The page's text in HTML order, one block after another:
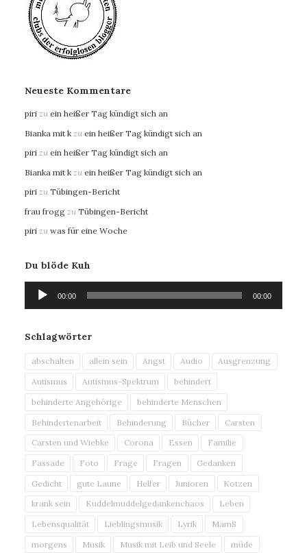
Neueste Kommentare
piri zu ein heißer Tag kündigt sich an
Bianka mit k zu ein heißer Tag kündigt sich an
piri zu ein heißer Tag kündigt sich an
Bianka mit k zu ein heißer Tag kündigt sich an
piri zu Tübingen-Bericht
frau frogg zu Tübingen-Bericht
piri zu was für eine Woche
Du blöde Kuh
Audio-
Player
00:00 00:00
Schlagwörter
abschalten allein sein Angst Audio
Ausgrenzung
Autismus
Autismus-Spektrum
behindert
behinderte Angehörige
behinderte Menschen
Behindertenarbeit
Behinderung Bücher
Carsten
Carsten und Wiebke
Corona Essen
Familie
Fassade
Foto Frage Fragen
Gedanken
Gedicht
gute Laune Helfer Junioren
Kotzen
krank sein
Kuddelmuddelgedankenchaos
Leben
Lebensqualität
Lieblingsmusik Lyrik
MamS
morgens
Musik Musik mit Leib und Seele müde